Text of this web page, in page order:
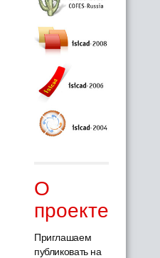
О
проекте
Приглашаем
публиковать на